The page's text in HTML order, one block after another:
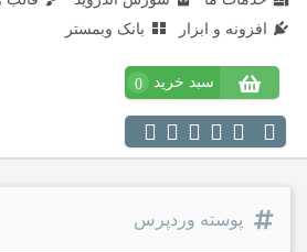
افزونه و ابزار
بانک وبمستر
سبد خرید 0
پوسته وردپرس